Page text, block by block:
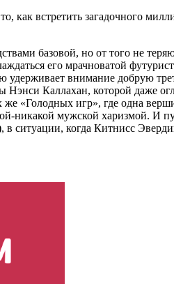
как встретить загадочного
базовой, но от того не
его мрачноватой
внимание добрую
Нэнси Каллахан, которой даже
«Голодных игр», где одна
никакой мужской харизмой. И
ситуации, когда Китнисс